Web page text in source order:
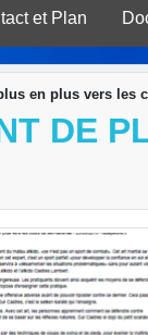
et Plan
en plus vers les
DE